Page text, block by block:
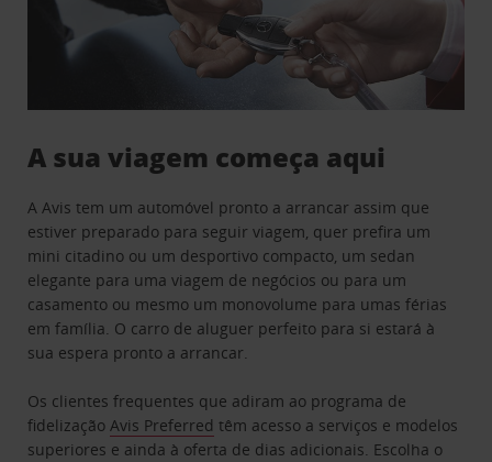
A sua viagem começa aqui
A Avis tem um automóvel pronto a arrancar assim que
estiver preparado para seguir viagem, quer prefira um
mini citadino ou um desportivo compacto, um sedan
elegante para uma viagem de negócios ou para um
casamento ou mesmo um monovolume para umas férias
em família. O carro de aluguer perfeito para si estará à
sua espera pronto a arrancar.
Os clientes frequentes que adiram ao programa de
fidelizaçãoAvis Preferred têm acesso a serviços e modelos
superiores e ainda à oferta de dias adicionais. Escolha o